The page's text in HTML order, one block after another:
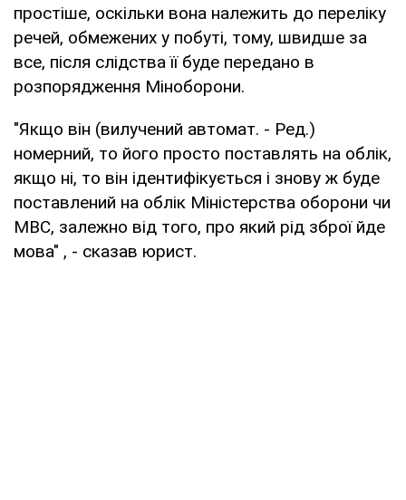
простіше, оскільки вона належить до переліку
речей, обмежених у побуті, тому, швидше за
все, після слідства її буде передано в
розпорядження Міноборони.
"Якщо він (вилучений автомат. - Ред.)
номерний, то його просто поставлять на облік,
якщо ні, то він ідентифікується і знову ж буде
поставлений на облік Міністерства оборони чи
МВС, залежно від того, про який рід зброї йде
мова" , - сказав юрист.